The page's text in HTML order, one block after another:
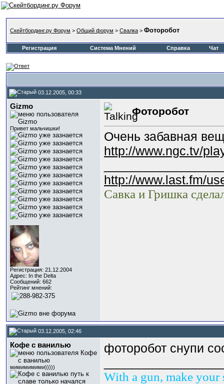
Скейтбординг.ру Форум > Общий форум > Свалка > Фоторобот
Регистрация Система Мнений Справка Чат
03.12.2005, 00:33
Gizmo
Привет мальчишки!
Регистрация: 21.12.2004
Адрес: In the Delta
Сообщений: 662
Рейтинг мнений:
Фоторобот
Очень забавная
http://www.ngc.tv/
http://www.last.fm/
Савка и Гришка
03.12.2005, 02:46
Кофе с ванилью
мимимимими)))))
фоторобот снупи
With a gun, make your